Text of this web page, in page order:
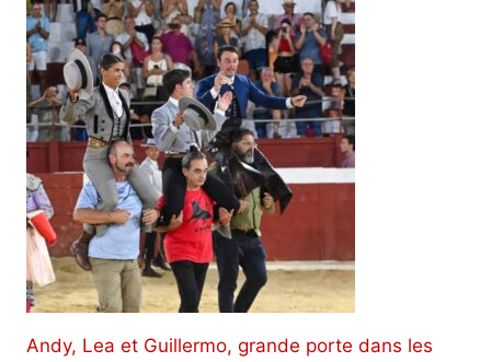
Andy, Lea et Guillermo, grande porte dans les